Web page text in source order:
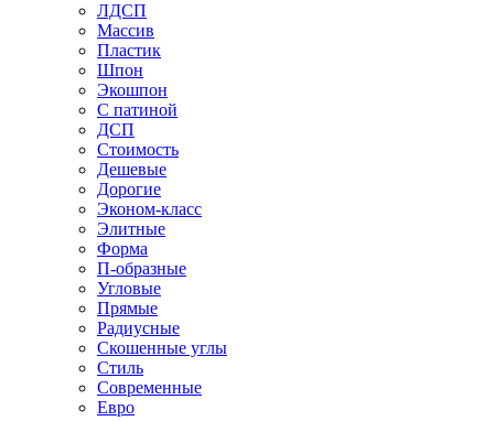
ЛДСП
Массив
Пластик
Шпон
Экошпон
С патиной
ДСП
Стоимость
Дешевые
Дорогие
Эконом-класс
Элитные
Форма
П-образные
Угловые
Прямые
Радиусные
Скошенные углы
Стиль
Современные
Евро